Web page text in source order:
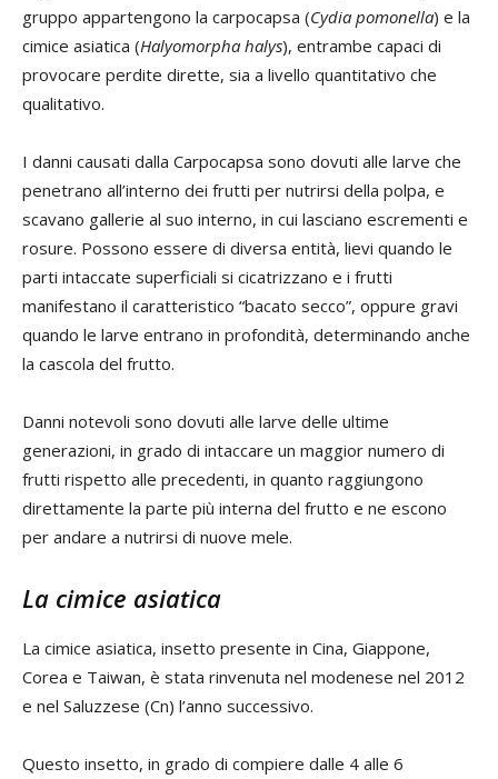
gruppo appartengono la carpocapsa (Cydia pomonella) e la
cimice asiatica (Halyomorpha halys), entrambe capaci di
provocare perdite dirette, sia a livello quantitativo che
qualitativo.
I danni causati dalla Carpocapsa sono dovuti alle larve che
penetrano all’interno dei frutti per nutrirsi della polpa, e
scavano gallerie al suo interno, in cui lasciano escrementi e
rosure. Possono essere di diversa entità, lievi quando le
parti intaccate superficiali si cicatrizzano e i frutti
manifestano il caratteristico “bacato secco”, oppure gravi
quando le larve entrano in profondità, determinando anche
la cascola del frutto.
Danni notevoli sono dovuti alle larve delle ultime
generazioni, in grado di intaccare un maggior numero di
frutti rispetto alle precedenti, in quanto raggiungono
direttamente la parte più interna del frutto e ne escono
per andare a nutrirsi di nuove mele.
La cimice asiatica
La cimice asiatica, insetto presente in Cina, Giappone,
Corea e Taiwan, è stata rinvenuta nel modenese nel 2012
e nel Saluzzese (Cn) l’anno successivo.
Questo insetto, in grado di compiere dalle 4 alle 6